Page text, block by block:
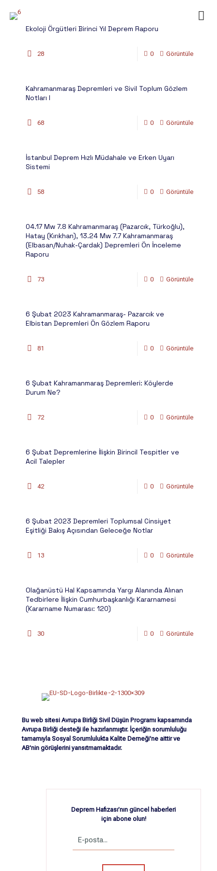
Ekoloji Örgütleri Birinci Yıl Deprem Raporu
28 0 Görüntüle
Kahramanmaraş Depremleri ve Sivil Toplum Gözlem
Notları I
68 0 Görüntüle
İstanbul Deprem Hızlı Müdahale ve Erken Uyarı
Sistemi
58 0 Görüntüle
04.17 Mw 7.8 Kahramanmaraş (Pazarcık, Türkoğlu),
Hatay (Kırıkhan), 13.24 Mw 7.7 Kahramanmaraş
(Elbasan/Nuhak-Çardak) Depremleri Ön İnceleme
Raporu
73 0 Görüntüle
6 Şubat 2023 Kahramanmaraş- Pazarcık ve
Elbistan Depremleri Ön Gözlem Raporu
81 0 Görüntüle
6 Şubat Kahramanmaraş Depremleri: Köylerde
Durum Ne?
72 0 Görüntüle
6 Şubat Depremlerine İlişkin Birincil Tespitler ve
Acil Talepler
42 0 Görüntüle
6 Şubat 2023 Depremleri Toplumsal Cinsiyet
Eşitliği Bakış Açısından Geleceğe Notlar
13 0 Görüntüle
Olağanüstü Hal Kapsamında Yargı Alanında Alınan
Tedbirlere İlişkin Cumhurbaşkanlığı Kararnamesi
(Kararname Numarası: 120)
30 0 Görüntüle
Bu web sitesi Avrupa Birliği Sivil Düşün Programı kapsamında
Avrupa Birliği desteği ile hazırlanmıştır. İçeriğin sorumluluğu
tamamıyla Sosyal Sorumlulukta Kalite Derneği'ne aittir ve
AB'nin görüşlerini yansıtmamaktadır.
Deprem Hafızası’nın güncel haberleri
için abone olun!